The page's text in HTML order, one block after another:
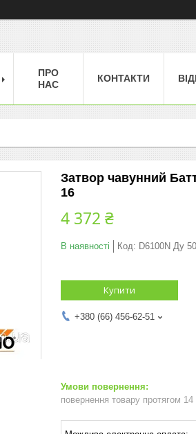
ПРО
НАС
КОНТАКТИ
Затвор чавунний
16
4 372 ₴
В наявності Код: D6100N Ду
Купити
+380 (66) 456-62-51
повернення товару протягом 14